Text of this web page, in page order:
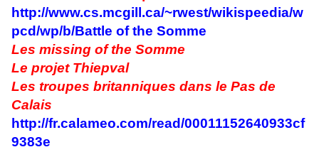
http://www.cs.mcgill.ca/~rwest/wikispeedia/w
pcd/wp/b/Battle of the Somme
Les missing of the Somme
Le projet Thiepval
Les troupes britanniques dans le Pas de
Calais
http://fr.calameo.com/read/00011152640933cf
9383e